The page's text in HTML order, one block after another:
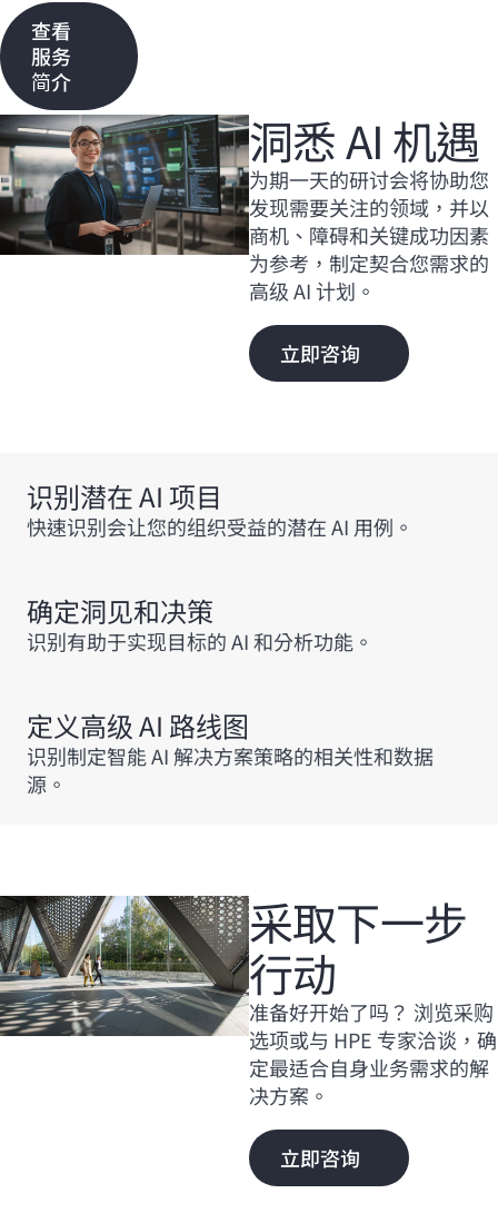
查看
服务
简介
洞悉 AI 机遇
为期一天的研讨会将协助您
发现需要关注的领域，并以
商机、障碍和关键成功因素
为参考，制定契合您需求的
高级 AI 计划。
立即咨询
识别潜在 AI 项目
快速识别会让您的组织受益的潜在 AI 用例。
确定洞见和决策
识别有助于实现目标的 AI 和分析功能。
定义高级 AI 路线图
识别制定智能 AI 解决方案策略的相关性和数据
源。
采取下一步
行动
准备好开始了吗？ 浏览采购
选项或与 HPE 专家洽谈，确
定最适合自身业务需求的解
决方案。
立即咨询